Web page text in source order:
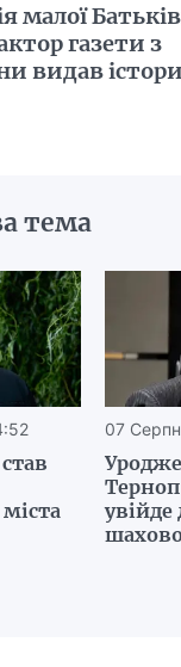
малої
газети з
видав
тема
07
увійде